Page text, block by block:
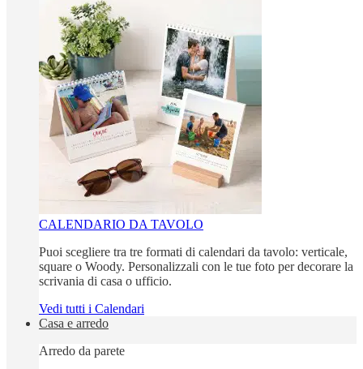
CALENDARIO DA TAVOLO
Puoi scegliere tra tre formati di calendari da tavolo: verticale,
square o Woody. Personalizzali con le tue foto per decorare la
scrivania di casa o ufficio.
Vedi tutti i Calendari
Casa e arredo
Arredo da parete